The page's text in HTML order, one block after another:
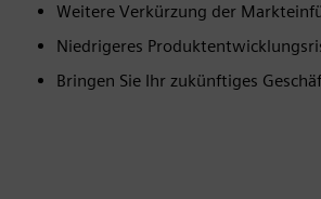
Weitere Verkürzung der
Niedrigeres
Bringen Sie Ihr zukünftiges